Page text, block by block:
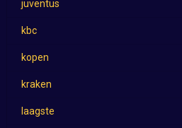
juventus
kbc
kopen
kraken
laagste